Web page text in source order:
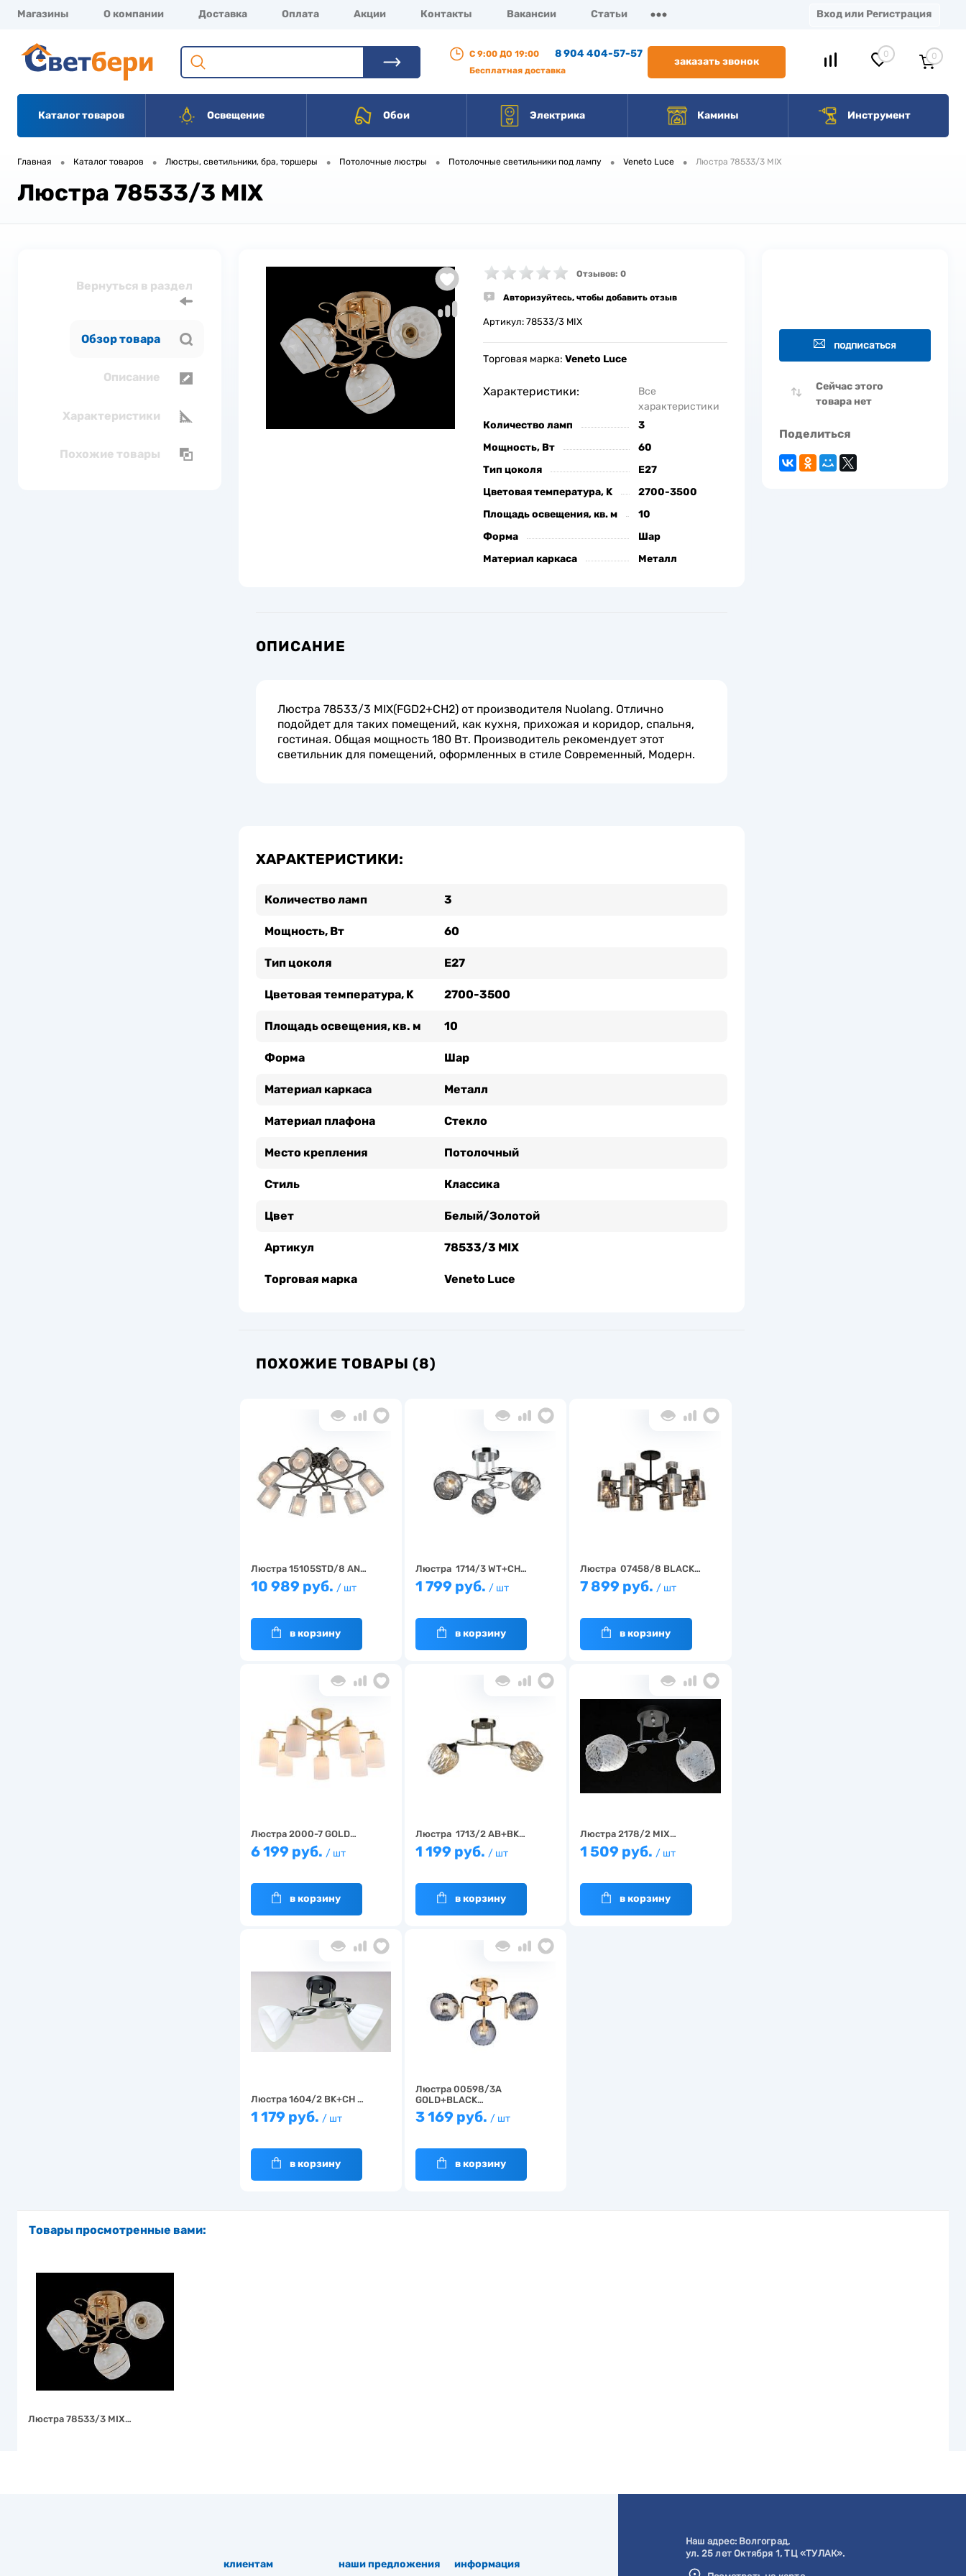
Магазины О компании Доставка Оплата Акции Контакты Вакансии Статьи Вход или Регистрация
С 9:00 ДО 19:00 8 904 404-57-57
Бесплатная доставка
заказать звонок
0 0
Каталог товаров Освещение Обои Электрика Камины Инструмент
Главная • Каталог товаров • Люстры, светильники, бра, торшеры • Потолочные люстры • Потолочные светильники под лампу • Veneto Luce • Люстра 78533/3 MIX
Люстра 78533/3 MIX
Вернуться в раздел
Обзор товара
Описание
Характеристики
Похожие товары
Отзывов: 0
Авторизуйтесь, чтобы добавить отзыв
Артикул: 78533/3 MIX
Торговая марка: Veneto Luce
Характеристики:
Все
характеристики
Количество ламп
3
Мощность, Вт
60
Тип цоколя
Е27
Цветовая температура, K
2700-3500
Площадь освещения, кв. м
10
Форма
Шар
Материал каркаса
Металл
ОПИСАНИЕ
Люстра 78533/3 MIX(FGD2+CH2) от производителя Nuolang. Отлично
подойдет для таких помещений, как кухня, прихожая и коридор, спальня,
гостиная. Общая мощность 180 Вт. Производитель рекомендует этот
светильник для помещений, оформленных в стиле Современный, Модерн.
ХАРАКТЕРИСТИКИ:
Количество ламп 3
Мощность, Вт 60
Тип цоколя Е27
Цветовая температура, K 2700-3500
Площадь освещения, кв. м 10
Форма Шар
Материал каркаса Металл
Материал плафона Стекло
Место крепления Потолочный
Стиль Классика
Цвет Белый/Золотой
Артикул 78533/3 MIX
Торговая марка Veneto Luce
ПОХОЖИЕ ТОВАРЫ (8)
Люстра 15105STD/8 AN…
10 989 руб. / шт
в корзину
Люстра 1714/3 WT+CH…
1 799 руб. / шт
в корзину
Люстра 07458/8 BLACK…
7 899 руб. / шт
в корзину
Люстра 2000-7 GOLD…
6 199 руб. / шт
в корзину
Люстра 1713/2 AB+BK…
1 199 руб. / шт
в корзину
Люстра 2178/2 MIX…
1 509 руб. / шт
в корзину
Люстра 1604/2 BK+CH …
1 179 руб. / шт
в корзину
Люстра 00598/3A
GOLD+BLACK…
3 169 руб. / шт
в корзину
подписаться
Сейчас этого
товара нет
Поделиться
Товары просмотренные вами:
Люстра 78533/3 MIX…
клиентам наши предложения информация
Наш адрес: Волгоград,
ул. 25 лет Октября 1, ТЦ «ТУЛАК».